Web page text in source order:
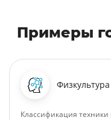
Примеры
Классификация техники